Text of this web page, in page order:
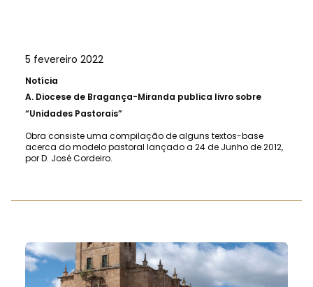
5 fevereiro 2022
Notícia
A. Diocese de Bragança-Miranda publica livro sobre
“Unidades Pastorais”
Obra consiste uma compilação de alguns textos-base
acerca do modelo pastoral lançado a 24 de Junho de 2012,
por D. José Cordeiro.